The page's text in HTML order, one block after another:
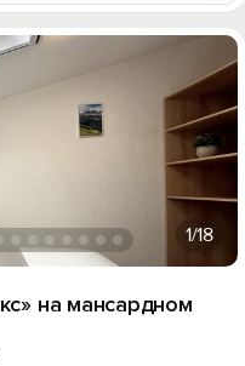
1/18
на мансардном